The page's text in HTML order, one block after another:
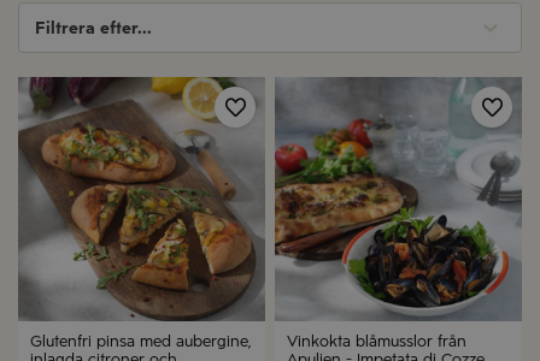
Filtrera efter...
Glutenfri pinsa med aubergine,
Vinkokta blåmusslor från